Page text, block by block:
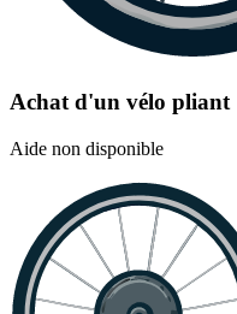
Achat d'un vélo pliant
Aide non disponible